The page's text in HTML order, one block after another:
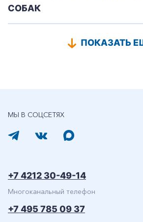
СОБАК
ПОКАЗАТЬ
МЫ В СОЦСЕТЯХ
+7 4212 30-49-14
Многоканальный телефон
+7 495 785 09 37